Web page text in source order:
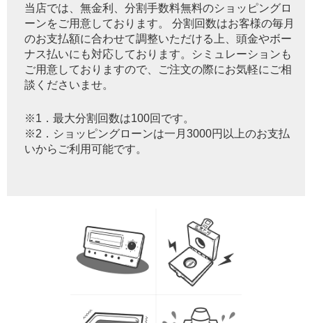
当店では、無金利、分割手数料無料のショッピングロ
ーンをご用意しております。 分割回数はお客様の毎月
のお支払額に合わせて調整いただける上、頭金やボー
ナス払いにも対応しております。シミュレーションも
ご用意しておりますので、ご注文の際にお気軽にご相
談くださいませ。
※1．最大分割回数は100回です。
※2．ショッピングローンは一月3000円以上のお支払
いからご利用可能です。